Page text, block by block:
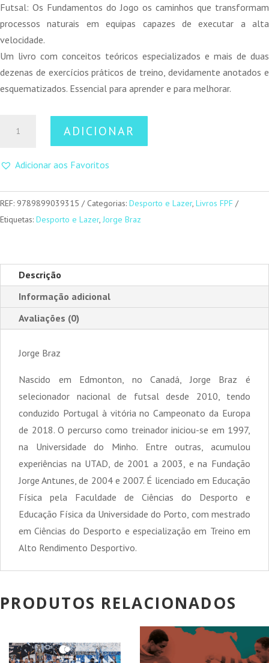
Futsal: Os Fundamentos do Jogo os caminhos que transformam
processos naturais em equipas capazes de executar a alta
velocidade.
Um livro com conceitos teóricos especializados e mais de duas
dezenas de exercícios práticos de treino, devidamente anotados e
esquematizados. Essencial para aprender e para melhorar.
–
do
Jogo
ADICIONAR
Adicionar aos Favoritos
REF: 9789899039315 Categorias: Desporto e Lazer, Livros FPF
Etiquetas: Desporto e Lazer, Jorge Braz
Descrição
Informação adicional
Avaliações (0)
Jorge Braz
Nascido em Edmonton, no Canadá, Jorge Braz é
selecionador nacional de futsal desde 2010, tendo
conduzido Portugal à vitória no Campeonato da Europa
de 2018. O percurso como treinador iniciou-se em 1997,
na Universidade do Minho. Entre outras, acumulou
experiências na UTAD, de 2001 a 2003, e na Fundação
Jorge Antunes, de 2004 e 2007. É licenciado em Educação
Física pela Faculdade de Ciências do Desporto e
Educação Física da Universidade do Porto, com mestrado
em Ciências do Desporto e especialização em Treino em
Alto Rendimento Desportivo.
PRODUTOS RELACIONADOS
PROMOÇÃO! PROMOÇÃO!